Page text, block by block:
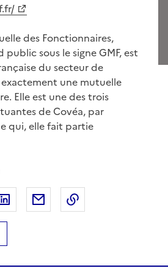
des Fonctionnaires,
sous le signe GMF, est
du secteur de
exactement une mutuelle
Elle est une des trois
de Covéa, par
qui, elle fait partie
Facebook
sur X
Partager sur LinkedIn
Partager par email